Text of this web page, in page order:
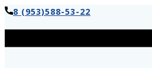
8 (953)588-53-22